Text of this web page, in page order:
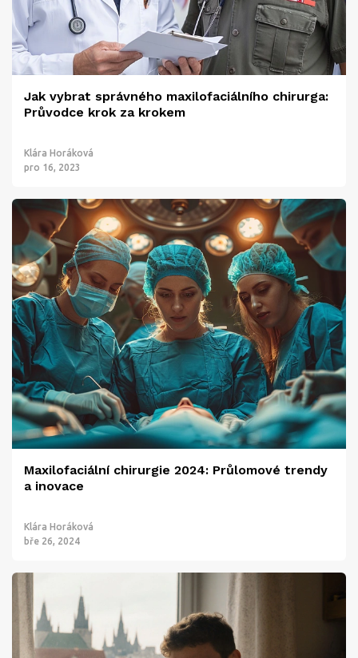
Jak vybrat správného maxilofaciálního chirurga:
Průvodce krok za krokem
Klára Horáková
pro 16, 2023
Maxilofaciální chirurgie 2024: Průlomové trendy
a inovace
Klára Horáková
bře 26, 2024